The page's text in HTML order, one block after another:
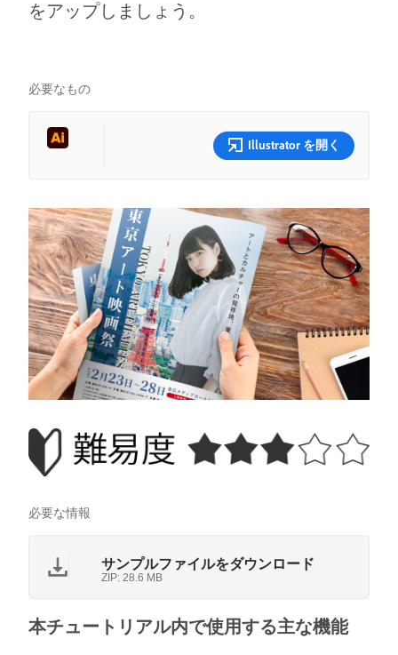
をアップしましょう。
必要なもの
Illustrator を開く
必要な情報
サンプルファイルをダウンロード
ZIP: 28.6 MB
本チュートリアル内で使用する主な機能